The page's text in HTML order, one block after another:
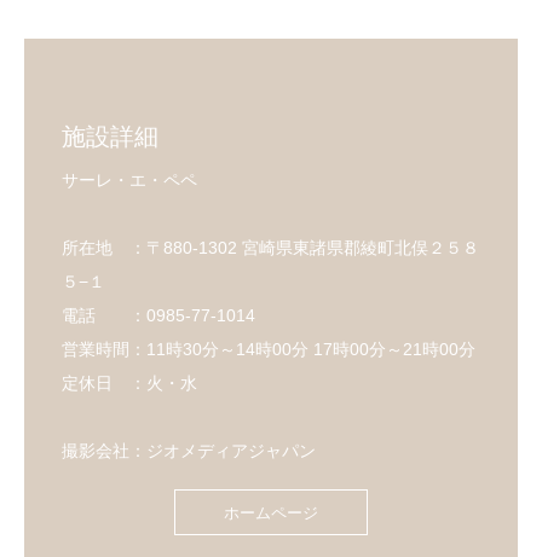
施設詳細
サーレ・エ・ペペ
所在地 ：〒880-1302 宮崎県東諸県郡綾町北俣２５８
５−１
電話 ：0985-77-1014
営業時間：11時30分～14時00分 17時00分～21時00分
定休日 ：火・水
撮影会社：ジオメディアジャパン
ホームページ